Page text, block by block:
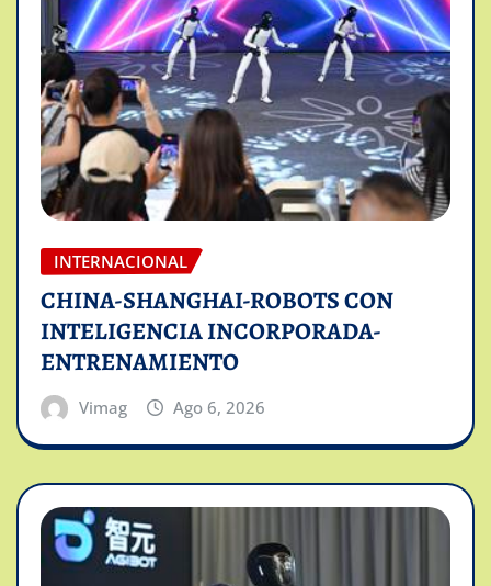
INTERNACIONAL
CHINA-SHANGHAI-ROBOTS CON
INTELIGENCIA INCORPORADA-
ENTRENAMIENTO
Vimag Ago 6, 2026